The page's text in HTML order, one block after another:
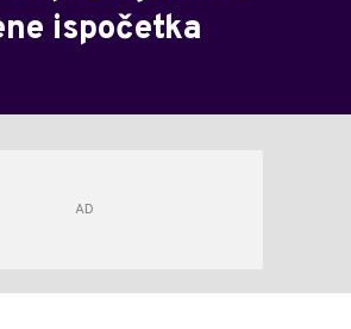
ispočetka